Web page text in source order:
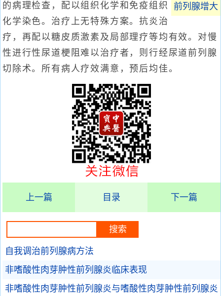
前列腺增大
的病理检查，配以组织化学和免疫组织
化学染色。治疗上无特殊方案。抗炎治
疗，再配以糖皮质激素及局部理疗等均有效。对慢
性进行性尿道梗阻难以治疗者，则行经尿道前列腺
切除术。所有病人疗效满意，预后均佳。
上一篇 目录 下一篇
自我调治前列腺病方法
非嗜酸性肉芽肿性前列腺炎临床表现
非嗜酸性肉芽肿性前列腺炎与嗜酸性肉芽肿性前列腺炎